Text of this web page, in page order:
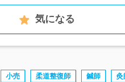
気になる
小売 柔道整復師 鍼師 灸